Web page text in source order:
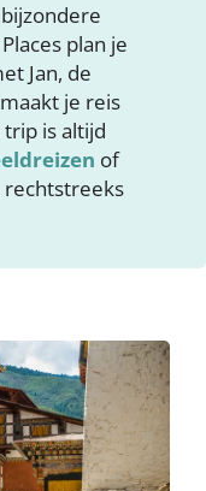
plan je
Jan, de
je reis
is altijd
of
rechtstreeks